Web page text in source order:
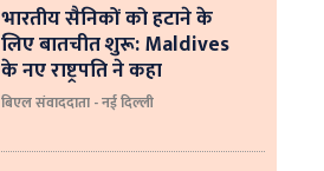
भारतीय सैनिकों को हटाने के
लिए बातचीत शुरू: Maldives
के नए राष्ट्रपति ने कहा
बिएल संवाददाता - नई दिल्‍ली